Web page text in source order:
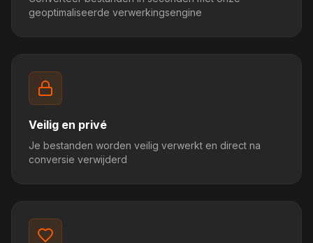
geoptimaliseerde verwerkingsengine
Veilig en privé
Je bestanden worden veilig verwerkt en direct na
conversie verwijderd